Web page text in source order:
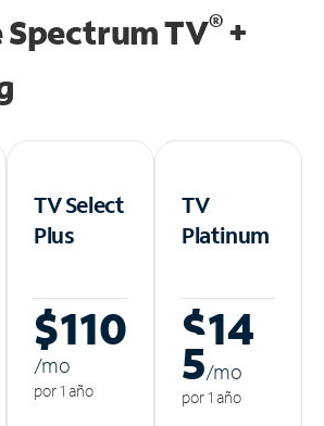
Spectrum TV®+
TV Select
Plus
$110
/mo
por 1 año
TV
Platinum
$14
5/mo
por 1 año